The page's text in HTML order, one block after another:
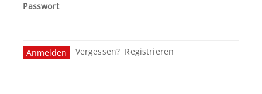
n
Passwort
Vergessen? Registrieren